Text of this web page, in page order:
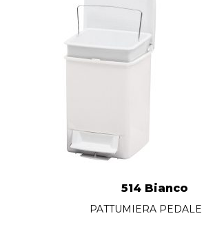
514 Bianco
PATTUMIERA PEDALE